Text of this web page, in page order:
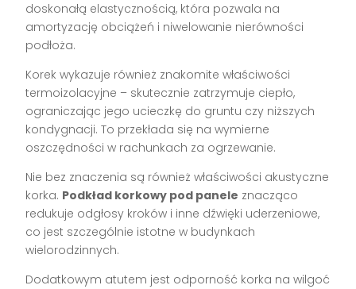
doskonałą elastycznością, która pozwala na
amortyzację obciążeń i niwelowanie nierówności
podłoża.
Korek wykazuje również znakomite właściwości
termoizolacyjne – skutecznie zatrzymuje ciepło,
ograniczając jego ucieczkę do gruntu czy niższych
kondygnacji. To przekłada się na wymierne
oszczędności w rachunkach za ogrzewanie.
Nie bez znaczenia są również właściwości akustyczne
korka. Podkład korkowy pod panele znacząco
redukuje odgłosy kroków i inne dźwięki uderzeniowe,
co jest szczególnie istotne w budynkach
wielorodzinnych.
Dodatkowym atutem jest odporność korka na wilgoć